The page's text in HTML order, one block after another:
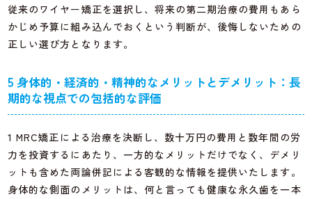
従来のワイヤー矯正を選択し、将来の第二期治療の費用もあら
かじめ予算に組み込んでおくという判断が、後悔しないための
正しい選び方となります。
5 身体的・経済的・精神的なメリットとデメリット：長
期的な視点での包括的な評価
1 MRC矯正による治療を決断し、数十万円の費用と数年間の労
力を投資するにあたり、一方的なメリットだけでなく、デメリ
ットも含めた両論併記による客観的な情報を提供いたします。
身体的な側面のメリットは、何と言っても健康な永久歯を一本